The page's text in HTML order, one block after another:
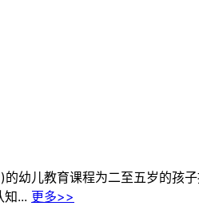
幼儿教育课程为二至五岁的孩
知... 更多>>